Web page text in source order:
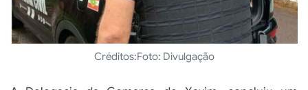
Créditos:Foto: Divulgação